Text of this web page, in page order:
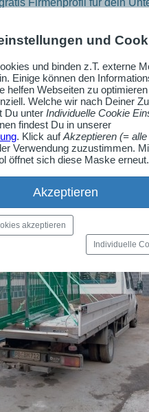
Medien-Galerie
PDFs, Audio, Video
und
und binden z.T. externe
Einige können den
helfen Webseiten zu
Welche wir nach Deiner
Du unter Individuelle Cookie
findest Du in unserer
. Klick aufAkzeptieren (=
Verwendung zuzustimmen.
öffnet sich diese Maske erneut.
Akzeptieren
akzeptieren
Individuelle